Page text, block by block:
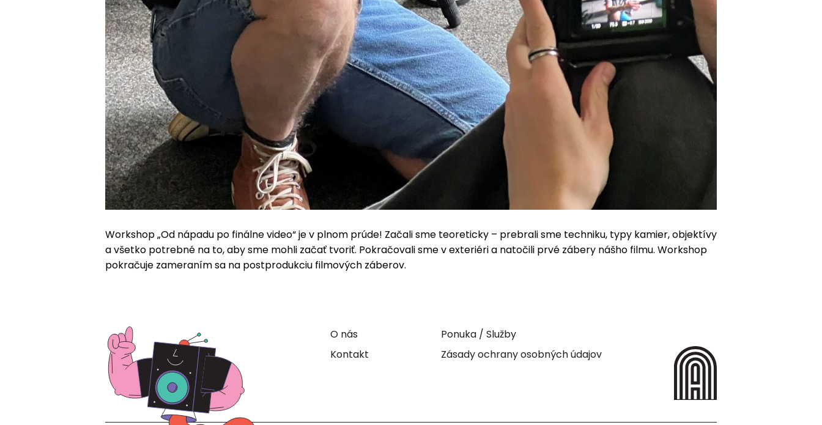
Workshop „Od nápadu po finálne video“ je v plnom prúde! Začali sme teoreticky – prebrali sme techniku, typy kamier, objektívy
a všetko potrebné na to, aby sme mohli začať tvoriť. Pokračovali sme v exteriéri a natočili prvé zábery nášho filmu. Workshop
pokračuje zameraním sa na postprodukciu filmových záberov.
O nás
Kontakt
Ponuka / Služby
Zásady ochrany osobných údajov